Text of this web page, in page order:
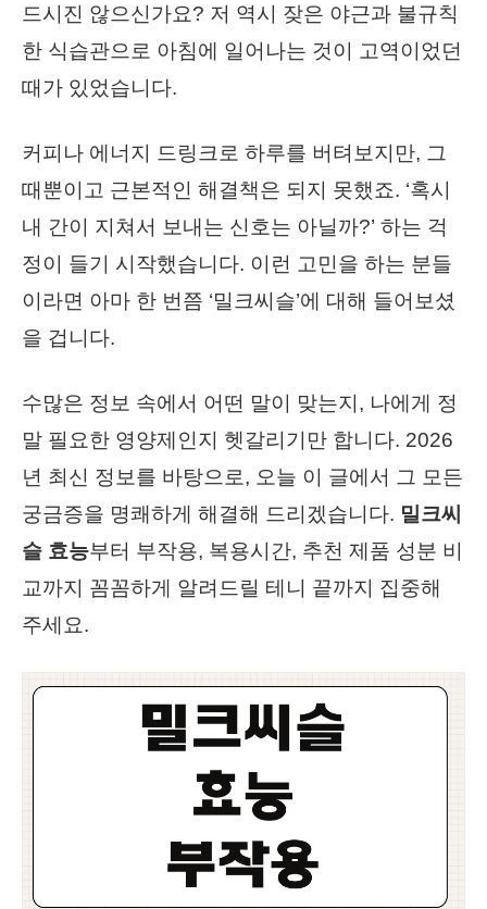
드시진 않으신가요? 저 역시 잦은 야근과 불규칙
한 식습관으로 아침에 일어나는 것이 고역이었던
때가 있었습니다.
커피나 에너지 드링크로 하루를 버텨보지만, 그
때뿐이고 근본적인 해결책은 되지 못했죠. ‘혹시
내 간이 지쳐서 보내는 신호는 아닐까?’ 하는 걱
정이 들기 시작했습니다. 이런 고민을 하는 분들
이라면 아마 한 번쯤 ‘밀크씨슬’에 대해 들어보셨
을 겁니다.
수많은 정보 속에서 어떤 말이 맞는지, 나에게 정
말 필요한 영양제인지 헷갈리기만 합니다. 2026
년 최신 정보를 바탕으로, 오늘 이 글에서 그 모든
궁금증을 명쾌하게 해결해 드리겠습니다. 밀크씨
슬 효능부터 부작용, 복용시간, 추천 제품 성분 비
교까지 꼼꼼하게 알려드릴 테니 끝까지 집중해
주세요.